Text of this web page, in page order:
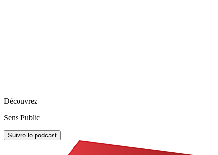
Découvrez
Sens Public
Suivre le podcast